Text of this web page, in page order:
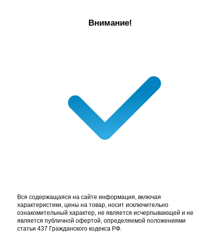
Внимание!
Вся содержащаяся на сайте информация, включая
характеристики, цены на товар, носит исключительно
ознакомительный характер, не является исчерпывающей и не
является публичной офертой, определяемой положениями
статьи 437 Гражданского кодекса РФ.